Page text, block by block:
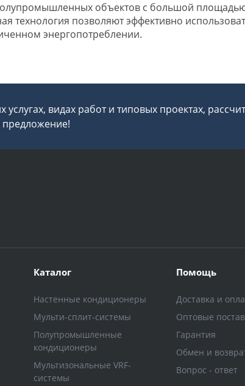
объектов с большой
технология позволяют эффективно
энергопотреблении.
видах работ и типовых проектах,
предложение!
Каталог
Настенные кондиционеры
Мульти-сплит-системы
Полупромышленные
кондиционеры
Мультизональные VRF-
системы
Помощь
Доставка и
Оптовые
Гарантия
Обмен и
Вопрос - ответ